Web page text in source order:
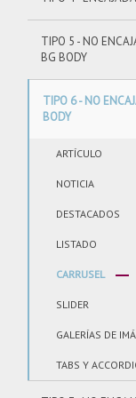
TIPO 5 - NO
BG BODY
TIPO 6 - NO
BODY
ARTÍCULO
NOTICIA
DESTACADOS
LISTADO
CARRUSEL
SLIDER
GALERÍAS DE
TABS Y